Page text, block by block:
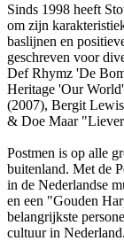
Sinds 1998 heeft
om zijn
baslijnen en
geschreven voor
Def Rhymz 'De
Heritage 'Our
(2007), Bergit
& Doe Maar
Postmen is op alle
buitenland. Met de
in de Nederlandse
en een "Gouden
belangrijkste
cultuur in Nederland.